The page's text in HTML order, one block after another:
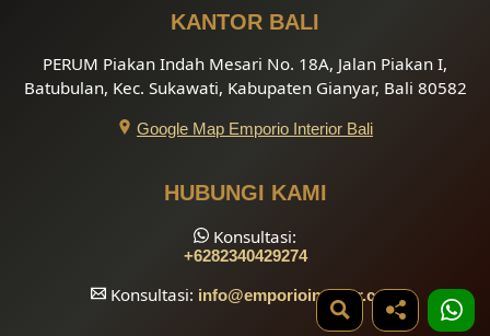
KANTOR BALI
PERUM Piakan Indah Mesari No. 18A, Jalan Piakan I,
Batubulan, Kec. Sukawati, Kabupaten Gianyar, Bali 80582
Google Map Emporio Interior Bali
HUBUNGI KAMI
Konsultasi:
+6282340429274
Konsultasi: info@emporiointerior.com